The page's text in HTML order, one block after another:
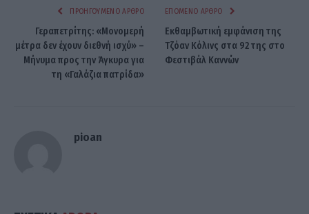
ΠΡΟΗΓΟΎΜΕΝΟ ΆΡΘΡΟ
Γεραπετρίτης: «Μονομερή
μέτρα δεν έχουν διεθνή ισχύ» –
Μήνυμα προς την Άγκυρα για
τη «Γαλάζια πατρίδα»
ΕΠΌΜΕΝΟ ΆΡΘΡΟ
Εκθαμβωτική εμφάνιση της
Τζόαν Κόλινς στα 92 της στο
Φεστιβάλ Καννών
pioan